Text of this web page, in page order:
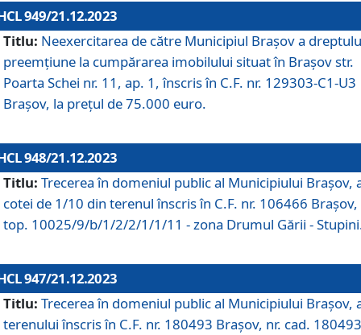
949/21.12.2023
Titlu: Neexercitarea de către Municipiul Brașov a
preemțiune la cumpărarea imobilului situat în Brașov str.
Poarta Schei nr. 11, ap. 1, înscris în C.F. nr. 129303-C1-U3
Brașov, la prețul de 75.000 euro.
948/21.12.2023
Titlu: Trecerea în domeniul public al Municipiului Braşov,
cotei de 1/10 din terenul înscris în C.F. nr. 106466 Brașov,
top. 10025/9/b/1/2/2/1/1/11 - zona Drumul Gării -
947/21.12.2023
Titlu: Trecerea în domeniul public al Municipiului Braşov,
terenului înscris în C.F. nr. 180493 Brașov, nr. cad.